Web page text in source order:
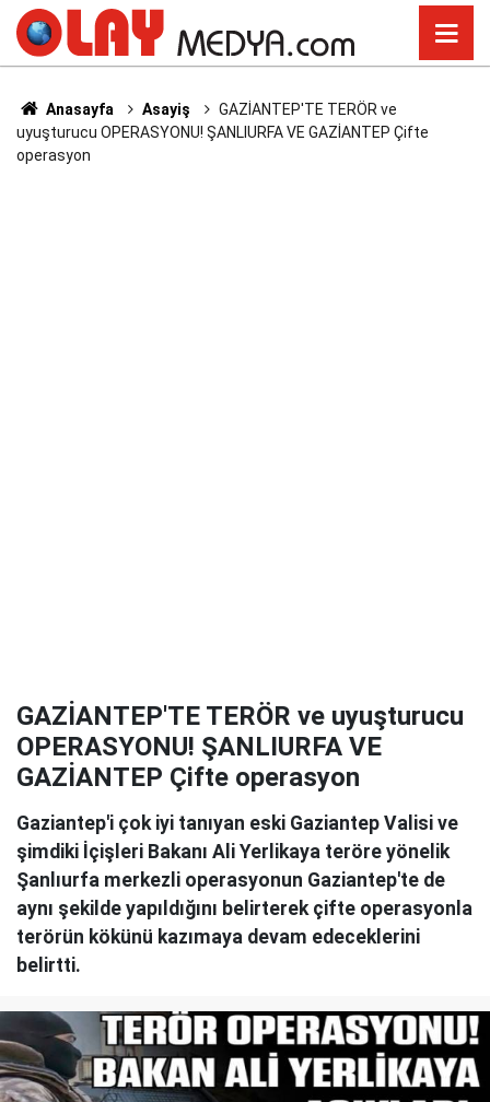
Anasayfa Asayiş
GAZİANTEP'TE TERÖR ve
uyuşturucu OPERASYONU! ŞANLIURFA VE GAZİANTEP Çifte
operasyon
GAZİANTEP'TE TERÖR ve uyuşturucu
OPERASYONU! ŞANLIURFA VE
GAZİANTEP Çifte operasyon
Gaziantep'i çok iyi tanıyan eski Gaziantep Valisi ve
şimdiki İçişleri Bakanı Ali Yerlikaya teröre yönelik
Şanlıurfa merkezli operasyonun Gaziantep'te de
aynı şekilde yapıldığını belirterek çifte operasyonla
terörün kökünü kazımaya devam edeceklerini
belirtti.